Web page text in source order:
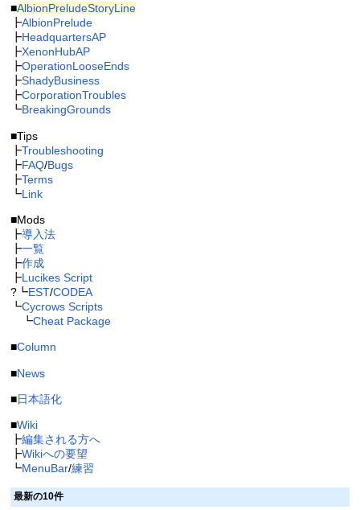
■AlbionPreludeStoryLine
┣AlbionPrelude
┣HeadquartersAP
┣XenonHubAP
┣OperationLooseEnds
┣ShadyBusiness
┣CorporationTroubles
┗BreakingGrounds
■Tips
┣Troubleshooting
┣FAQ/Bugs
┣Terms
┗Link
■Mods
┣導入法
┣一覧
┣作成
┣Lucikes Script
?┗EST/CODEA
┗Cycrows Scripts
┗Cheat Package
■Column
■News
■日本語化
■Wiki
┣編集される方へ
┣Wikiへの要望
┗MenuBar/練習
最新の10件